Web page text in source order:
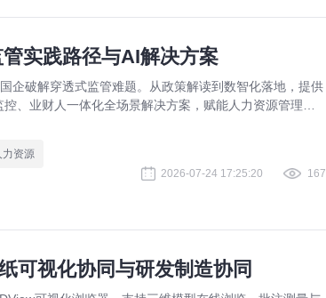
实践路径与AI解决方案
企破解穿透式监管难题。从政策解读到数智化落地，提供
、业财人一体化全场景解决方案，赋能人力资源管理合
力资源
2026-07-24 17:25:20 167
可视化协同与研发制造协同